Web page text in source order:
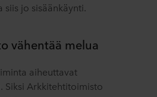
siis jo sisäänkäynti.
vähentää melua
aiheuttavat
Siksi Arkkitehtitoimisto